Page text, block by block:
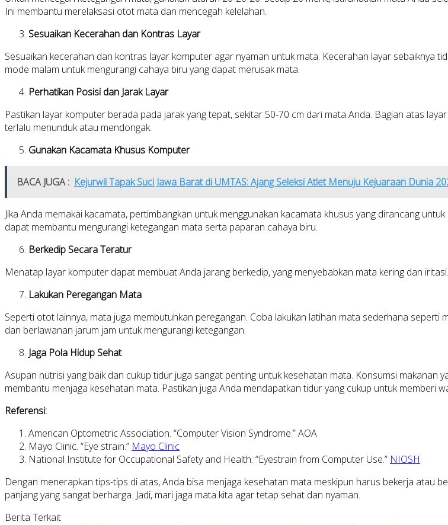
Ini membantu merelaksasi otot mata dan mencegah kelelahan.
Sesuaikan Kecerahan dan Kontras Layar
Sesuaikan kecerahan dan kontras layar komputer agar nyaman untuk mata. Kecerahan layar sebaiknya
mode malam untuk mengurangi cahaya biru yang dapat merusak mata.
Perhatikan Posisi dan Jarak Layar
Pastikan layar komputer berada pada jarak yang tepat, sekitar 50-70 cm dari mata Anda. Bagian atas
terlalu menunduk atau mendongak.
Gunakan Kacamata Khusus Komputer
BACA JUGA : Kejurwil Tapak Suci Jawa Barat di UMTAS: Ajang Seleksi Atlet Menuju Kejuaraan Dunia
Jika Anda memakai kacamata, pertimbangkan untuk menggunakan kacamata khusus yang dirancang
dapat membantu mengurangi ketegangan mata serta paparan cahaya biru.
Berkedip Secara Teratur
Menatap layar komputer dapat membuat Anda jarang berkedip, yang menyebabkan mata kering dan
Lakukan Peregangan Mata
Seperti otot lainnya, mata juga membutuhkan peregangan. Coba lakukan latihan mata sederhana
dan berlawanan jarum jam untuk mengurangi ketegangan.
Jaga Pola Hidup Sehat
Asupan nutrisi yang baik dan cukup tidur juga sangat penting untuk kesehatan mata. Konsumsi makanan
membantu menjaga kesehatan mata. Pastikan juga Anda mendapatkan tidur yang cukup untuk memberi
Referensi:
American Optometric Association. “Computer Vision Syndrome.”AOA
Mayo Clinic. “Eye strain.” Mayo Clinic
National Institute for Occupational Safety and Health. “Eyestrain from Computer Use.” NIOSH
Dengan menerapkan tips-tips di atas, Anda bisa menjaga kesehatan mata meskipun harus bekerja atau
panjang yang sangat berharga. Jadi, mari jaga mata kita agar tetap sehat dan nyaman.
Berita Terkait